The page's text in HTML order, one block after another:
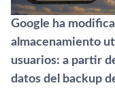
Google ha
almacenamiento
usuarios: a partir
datos del backup